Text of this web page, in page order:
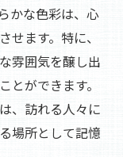
める
魅力
沢
ととき
旅
融合
かな色彩は、心
せます。特に、
雰囲気を醸し出
とができます。
、訪れる人々に
場所として記憶